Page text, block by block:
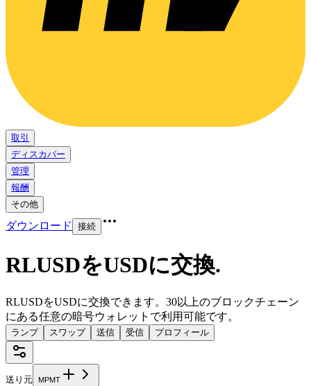
取引
ディスカバー
管理
報酬
その他
ダウンロード 接続
RLUSDをUSDに交換.
RLUSDをUSDに交換できます。30以上のブロックチェーン
にある任意の暗号ウォレットで利用可能です。
ランプ スワップ 送信 受信 プロフィール
送り元 MPMT